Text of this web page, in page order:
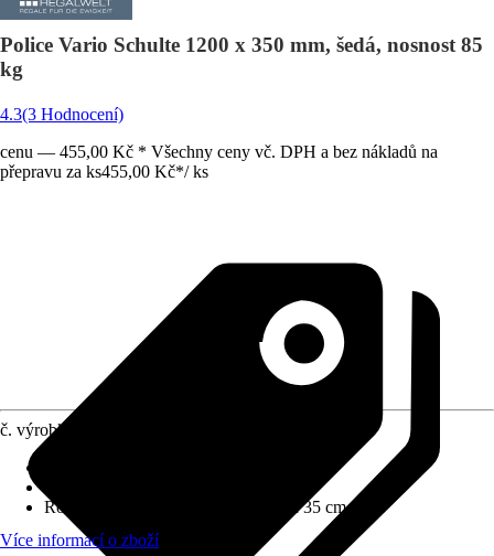
Police Vario Schulte 1200 x 350 mm, šedá, nosnost 85
kg
4.3(3 Hodnocení)
cenu — 455,00 Kč * Všechny ceny vč. DPH a bez nákladů na
přepravu za ks455,00 Kč*/ ks
č. výrobku
Rozměry (ŠxVxH)
120 cm x N/A x 35 cm
Více informací o zboží